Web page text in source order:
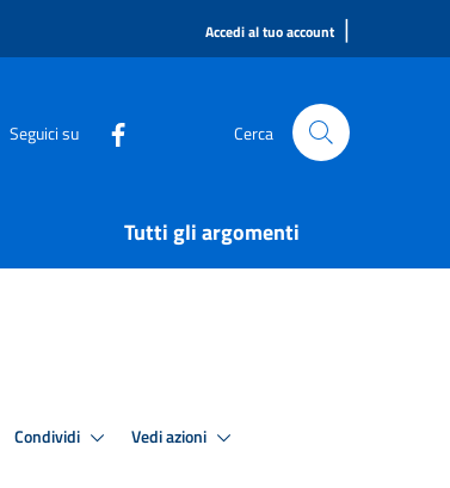
Accedi al tuo account |
Seguici su Cerca
Tutti gli argomenti
Condividi Vedi azioni